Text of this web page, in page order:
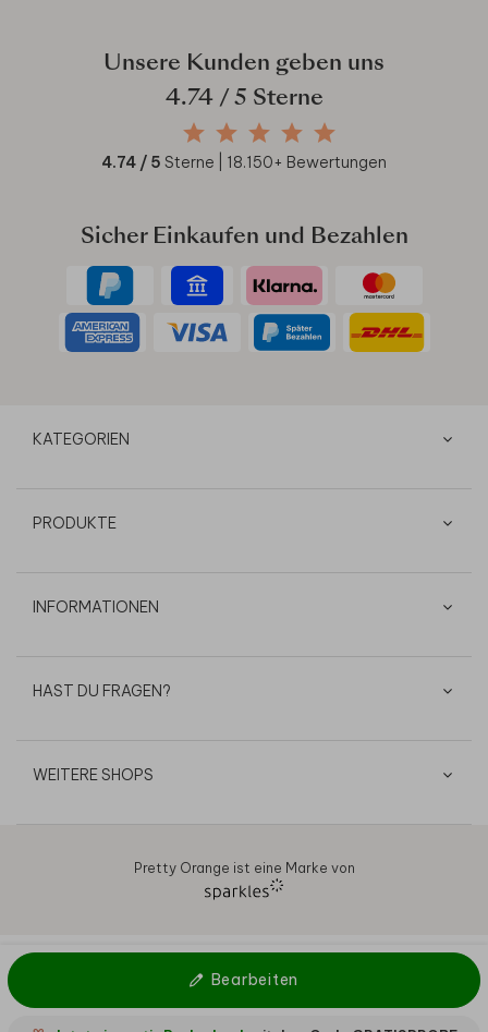
Bearbeiten
Unsere Kunden geben uns
4.74/ 5 Sterne
4.74 / 5 Sterne | 18.150+ Bewertungen
Sicher Einkaufen und Bezahlen
KATEGORIEN
PRODUKTE
INFORMATIONEN
HAST DU FRAGEN?
WEITERE SHOPS
Pretty Orange ist eine Marke von
AGB Datenschutz Cookies Impressum © 2026